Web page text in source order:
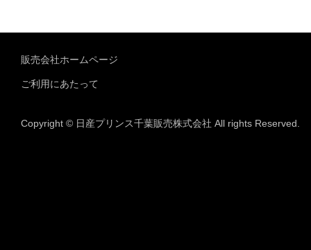
販売会社ホームページ
ご利用にあたって
Copyright © 日産プリンス千葉販売株式会社 All rights Reserved.